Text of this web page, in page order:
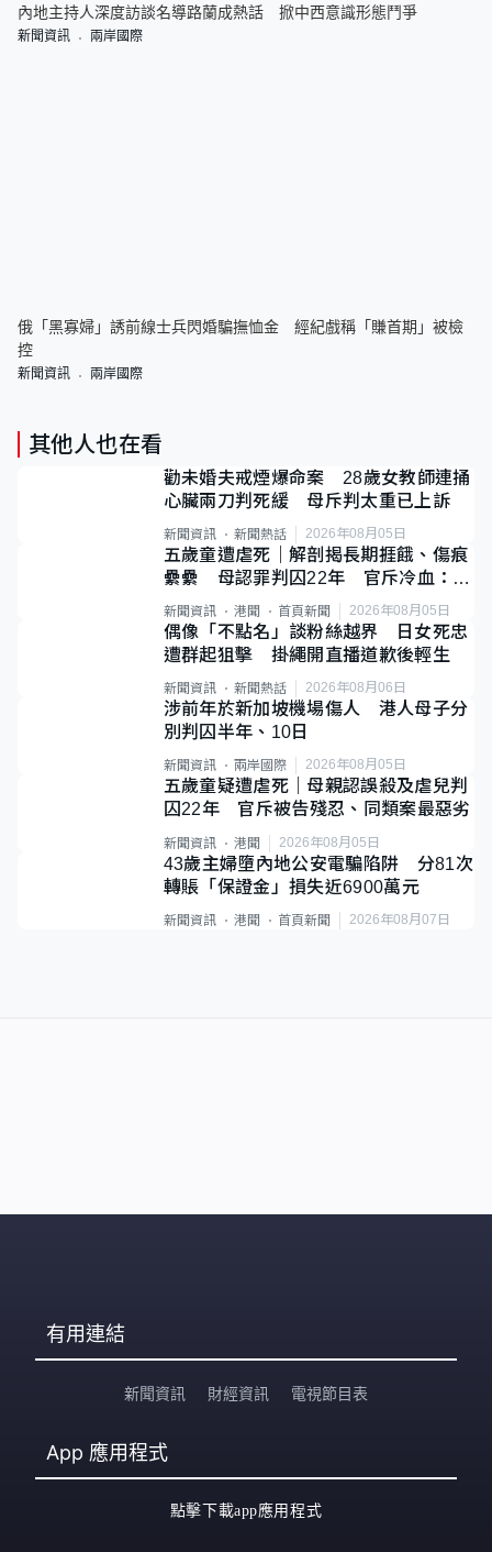
內地主持人深度訪談名導路蘭成熱話 掀中西意識形態鬥爭
新聞資訊 兩岸國際
俄「黑寡婦」誘前線士兵閃婚騙撫恤金 經紀戲稱「賺首期」被檢
控
新聞資訊 兩岸國際
其他人也在看
勸未婚夫戒煙爆命案 28歲女教師連捅
心臟兩刀判死緩 母斥判太重已上訴
新聞資訊 新聞熱話 2026年08月05日
五歲童遭虐死｜解剖揭長期捱餓、傷痕
纍纍 母認罪判囚22年 官斥冷血：同
類案最惡劣
新聞資訊 港聞 首頁新聞 2026年08月05日
偶像「不點名」談粉絲越界 日女死忠
遭群起狙擊 掛繩開直播道歉後輕生
新聞資訊 新聞熱話 2026年08月06日
涉前年於新加坡機場傷人 港人母子分
別判囚半年、10日
新聞資訊 兩岸國際 2026年08月05日
五歲童疑遭虐死｜母親認誤殺及虐兒判
囚22年 官斥被告殘忍、同類案最惡劣
新聞資訊 港聞 2026年08月05日
43歲主婦墮內地公安電騙陷阱 分81次
轉賬「保證金」損失近6900萬元
新聞資訊 港聞 首頁新聞 2026年08月07日
有用連結
新聞資訊 財經資訊 電視節目表
App 應用程式
點擊下載app應用程式